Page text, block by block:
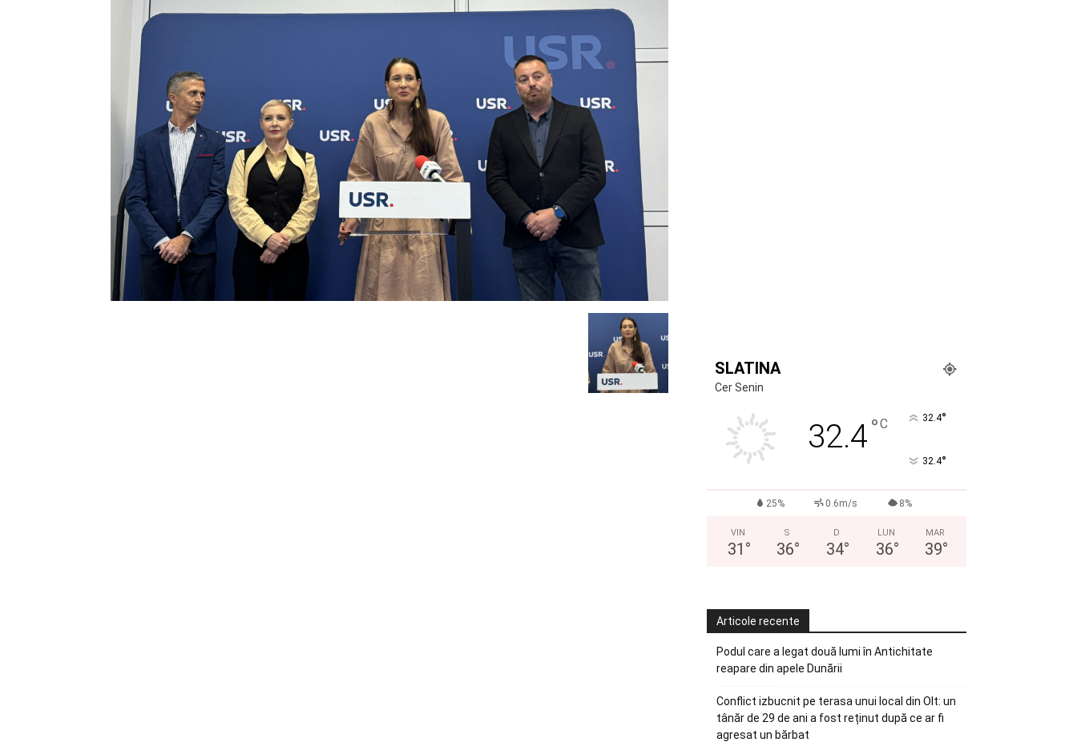
SLATINA
Cer Senin
32.4°C 32.4°
32.4°
25% 0.6m/s 8%
VIN
31 °
S
36°
D
34°
LUN
36°
MAR
39°
Articole recente
Podul care a legat două lumi în Antichitate
reapare din apele Dunării
Conflict izbucnit pe terasa unui local din Olt: un
tânăr de 29 de ani a fost reținut după ce ar fi
agresat un bărbat